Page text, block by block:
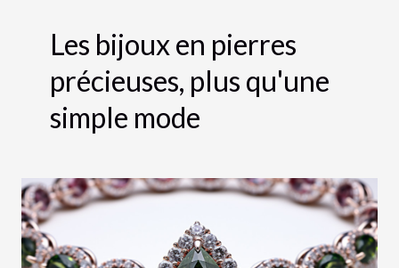
Les bijoux en pierres
précieuses, plus qu'une
simple mode